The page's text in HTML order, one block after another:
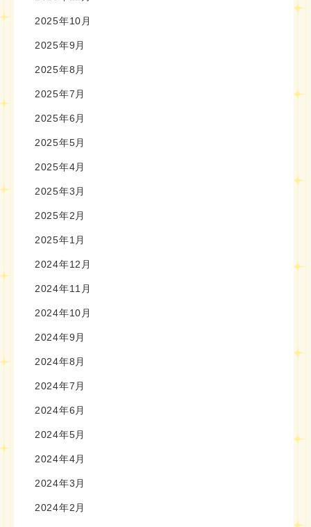
2025年10月
2025年9月
2025年8月
2025年7月
2025年6月
2025年5月
2025年4月
2025年3月
2025年2月
2025年1月
2024年12月
2024年11月
2024年10月
2024年9月
2024年8月
2024年7月
2024年6月
2024年5月
2024年4月
2024年3月
2024年2月